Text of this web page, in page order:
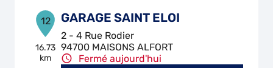
12
16.73
km
GARAGE SAINT ELOI
2 - 4 Rue Rodier
94700 MAISONS ALFORT
Fermé aujourd'hui